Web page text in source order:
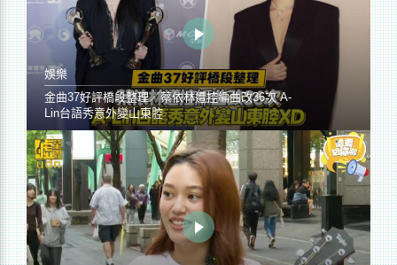
娛樂
金曲37好評橋段整理／蔡依林遭控編曲改36次 A-
Lin台語秀意外變山東腔